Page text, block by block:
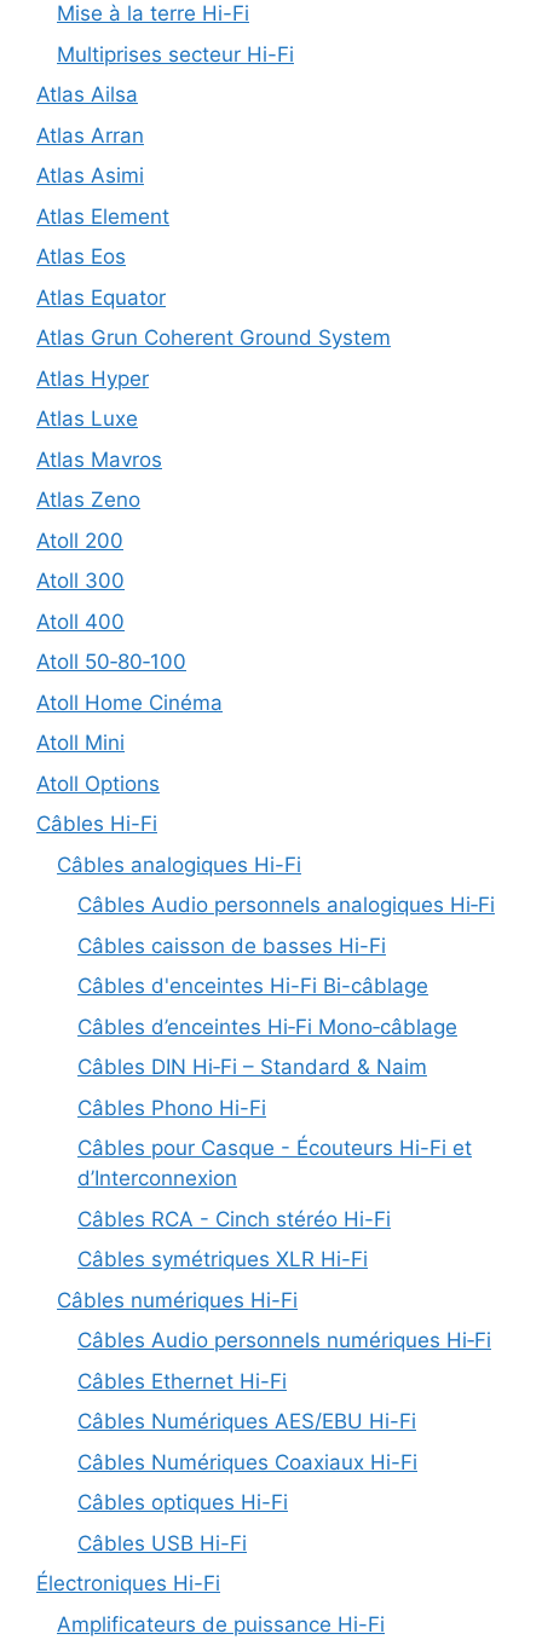
Mise à la terre Hi-Fi
Multiprises secteur Hi-Fi
Atlas Ailsa
Atlas Arran
Atlas Asimi
Atlas Element
Atlas Eos
Atlas Equator
Atlas Grun Coherent Ground System
Atlas Hyper
Atlas Luxe
Atlas Mavros
Atlas Zeno
Atoll 200
Atoll 300
Atoll 400
Atoll 50‑80‑100
Atoll Home Cinéma
Atoll Mini
Atoll Options
Câbles Hi-Fi
Câbles analogiques Hi-Fi
Câbles Audio personnels analogiques Hi‑Fi
Câbles caisson de basses Hi-Fi
Câbles d'enceintes Hi-Fi Bi-câblage
Câbles d’enceintes Hi‑Fi Mono‑câblage
Câbles DIN Hi‑Fi – Standard & Naim
Câbles Phono Hi-Fi
Câbles pour Casque - Écouteurs Hi-Fi et
d’Interconnexion
Câbles RCA - Cinch stéréo Hi-Fi
Câbles symétriques XLR Hi-Fi
Câbles numériques Hi-Fi
Câbles Audio personnels numériques Hi‑Fi
Câbles Ethernet Hi-Fi
Câbles Numériques AES/EBU Hi-Fi
Câbles Numériques Coaxiaux Hi-Fi
Câbles optiques Hi-Fi
Câbles USB Hi-Fi
Électroniques Hi-Fi
Amplificateurs de puissance Hi-Fi